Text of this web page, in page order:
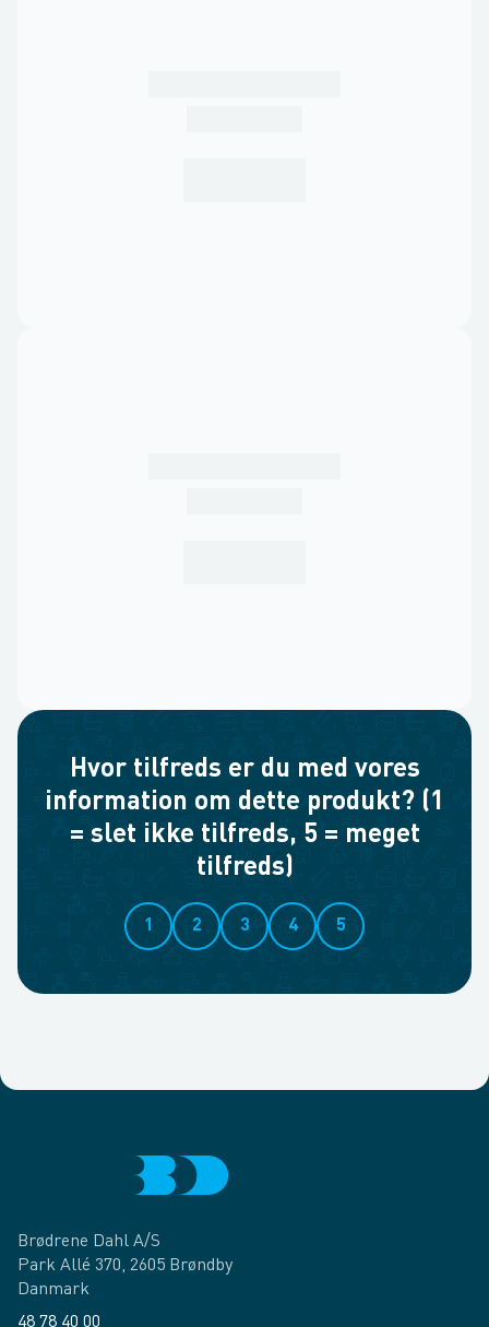
Hvor tilfreds er du med vores
information om dette produkt? (1
= slet ikke tilfreds, 5 = meget
tilfreds)
1 2 3 4 5
Brødrene Dahl A/S
Park Allé 370, 2605 Brøndby
Danmark
48 78 40 00